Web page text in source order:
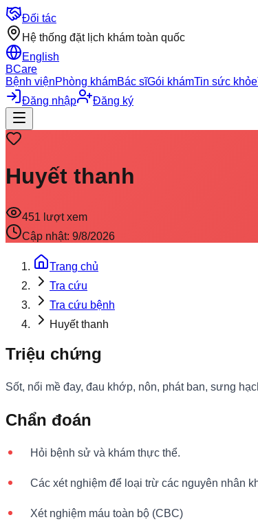
Đối tác
Hệ thống đặt lịch khám toàn quốc
English
BCare
Bệnh việnPhòng khámBác sĩGói khámTin sức khỏe
Đăng nhập
Đăng ký
Huyết thanh
451 lượt xem
Cập nhật: 9/8/2026
Trang chủ
Tra cứu
Tra cứu bệnh
Huyết thanh
Triệu chứng
Sốt, nổi mề đay, đau khớp, nôn, phát ban, sưng
Chẩn đoán
Hỏi bệnh sử và khám thực thể.
Các xét nghiệm để loại trừ các nguyên nhân
Xét nghiệm máu toàn bộ (CBC)